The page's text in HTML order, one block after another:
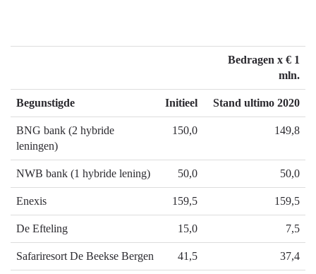
Bedragen x € 1
mln.
Begunstigde Initieel Stand ultimo 2020
BNG bank (2 hybride
leningen)
150,0 149,8
NWB bank (1 hybride lening) 50,0 50,0
Enexis 159,5 159,5
De Efteling 15,0 7,5
Safariresort De Beekse Bergen 41,5 37,4